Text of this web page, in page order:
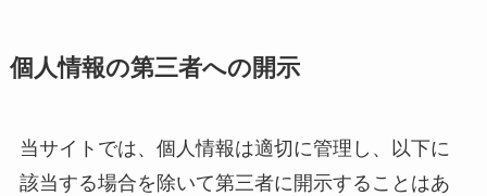
個人情報の第三者への開示
当サイトでは、個人情報は適切に管理し、以下に
該当する場合を除いて第三者に開示することはあ